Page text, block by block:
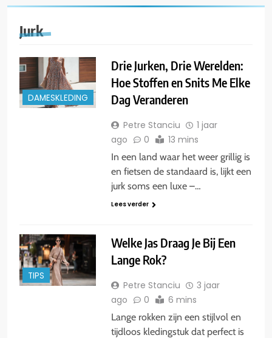
Jurk
DAMESKLEDING
Drie Jurken, Drie Werelden:
Hoe Stoffen en Snits Me Elke
Dag Veranderen
Petre Stanciu
1 jaar
ago
0 13 mins
In een land waar het weer grillig is
en fietsen de standaard is, lijkt een
jurk soms een luxe –…
Lees verder
TIPS
Welke Jas Draag Je Bij Een
Lange Rok?
Petre Stanciu
3 jaar
ago
0 6 mins
Lange rokken zijn een stijlvol en
tijdloos kledingstuk dat perfect is